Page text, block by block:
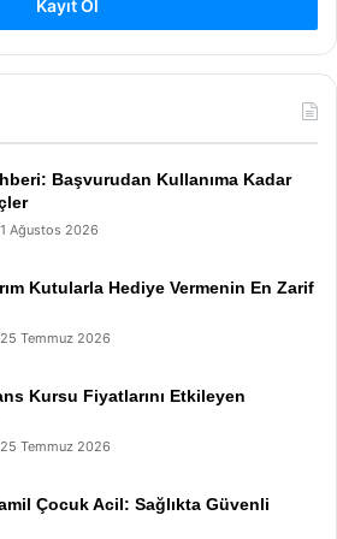
Kayıt Ol
Başvurudan Kullanıma Kadar
1 Ağustos 2026
Kutularla Hediye Vermenin En Zarif
25 Temmuz 2026
Kursu Fiyatlarını Etkileyen
25 Temmuz 2026
Çocuk Acil: Sağlıkta Güvenli